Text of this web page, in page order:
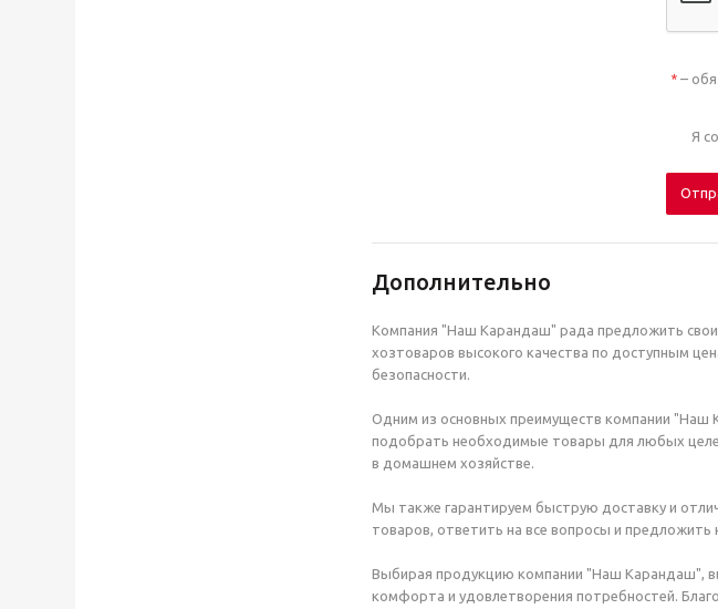
*–
Я
Дополнительно
Компания "Наш Карандаш" рада предложить
хозтоваров высокого качества по доступным
безопасности.
Одним из основных преимуществ компании "Наш
подобрать необходимые товары для любых
в домашнем хозяйстве.
Мы также гарантируем быструю доставку и
товаров, ответить на все вопросы и предложить
Выбирая продукцию компании "Наш Карандаш",
комфорта и удовлетворения потребностей.